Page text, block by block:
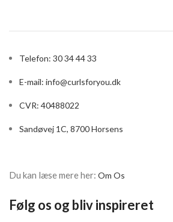
Telefon: 30 34 44 33
E-mail: info@curlsforyou.dk
CVR: 40488022
Sandøvej 1C, 8700 Horsens
Du kan læse mere her: Om Os
Følg os og bliv inspireret